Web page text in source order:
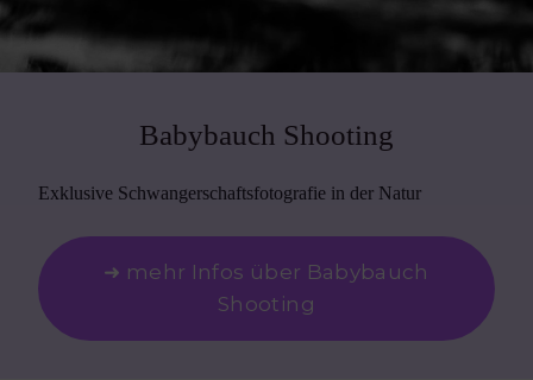
Babybauch Shooting
Exklusive Schwangerschaftsfotografie in der Natur
➜ mehr Infos über Babybauch
Shooting